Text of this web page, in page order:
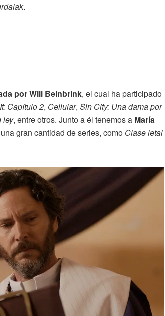
.
por Will Beinbrink, el cual ha participado
It: Capítulo 2, Cellular, Sin City: Una dama por
ley, entre otros. Junto a él tenemos a María
gran cantidad de series, como Clase letal